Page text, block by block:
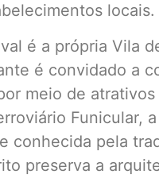
locais.
é a própria Vila
é convidado a
meio de atrativos
Funicular,
conhecida pela
preserva a